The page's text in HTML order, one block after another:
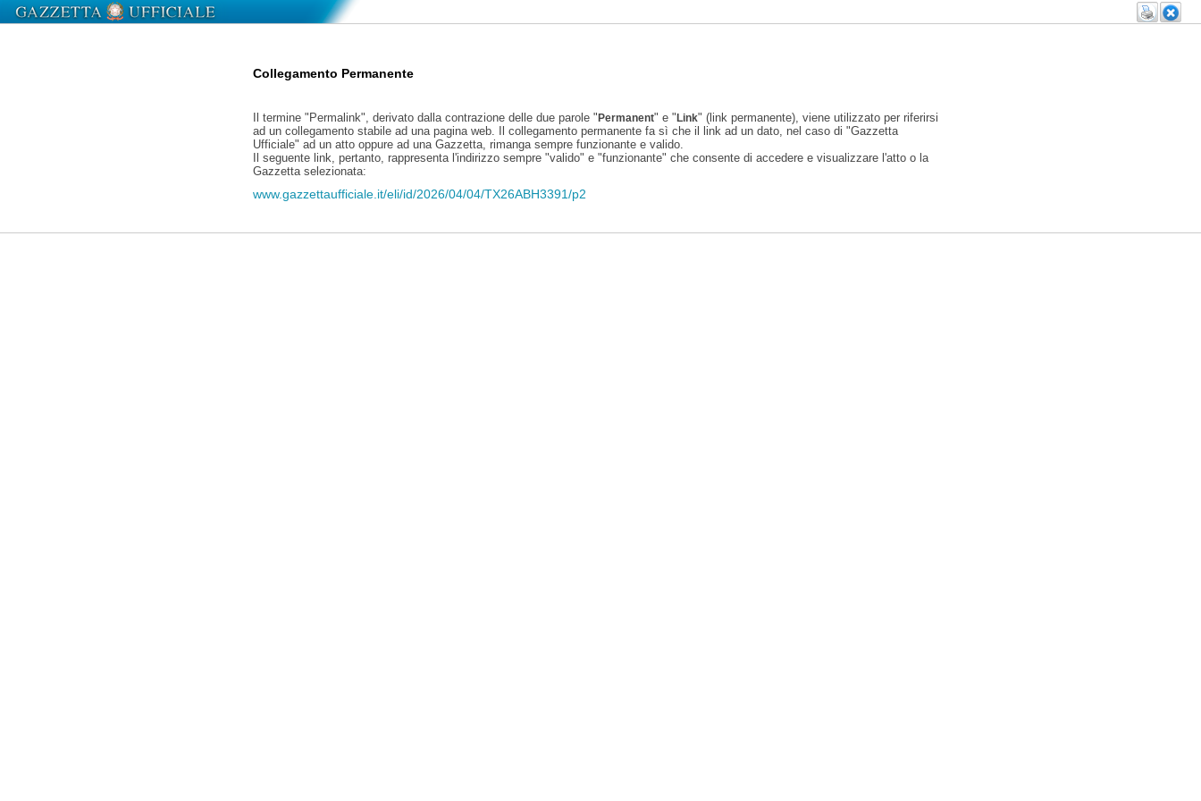
Collegamento Permanente
Il termine "Permalink", derivato dalla contrazione delle due parole "Permanent" e "Link" (link permanente), viene utilizzato per riferirsi
ad un collegamento stabile ad una pagina web. Il collegamento permanente fa sì che il link ad un dato, nel caso di "Gazzetta
Ufficiale" ad un atto oppure ad una Gazzetta, rimanga sempre funzionante e valido.
Il seguente link, pertanto, rappresenta l'indirizzo sempre "valido" e "funzionante" che consente di accedere e visualizzare l'atto o la
Gazzetta selezionata:
www.gazzettaufficiale.it/eli/id/2026/04/04/TX26ABH3391/p2